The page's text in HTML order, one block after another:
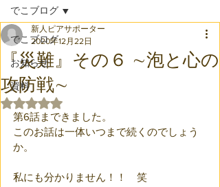
でこブログ
お知らせ
資料
でこブログ
『災難』その６ ∼泡と心の
攻防戦∼
新人ピアサポーター
2020年12月22日
5つ星のうちNaNと評価されています。
第6話まできました。
このお話は一体いつまで続くのでしょう
か。
私にも分かりません！！　笑